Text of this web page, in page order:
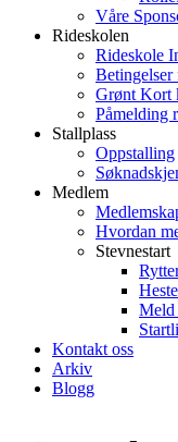
Våre
Rideskolen
Rideskole
Betingelser
Grønt Kort
Påmelding
Stallplass
Oppstalling
Medlem
Hvordan
Stevnestart
Meld
Kontakt oss
Arkiv
Blogg